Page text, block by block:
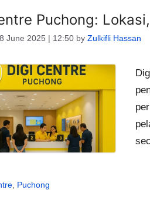
Puchong:
June 2025 | 12:50 by Zulkifli Hassan
, Puchong